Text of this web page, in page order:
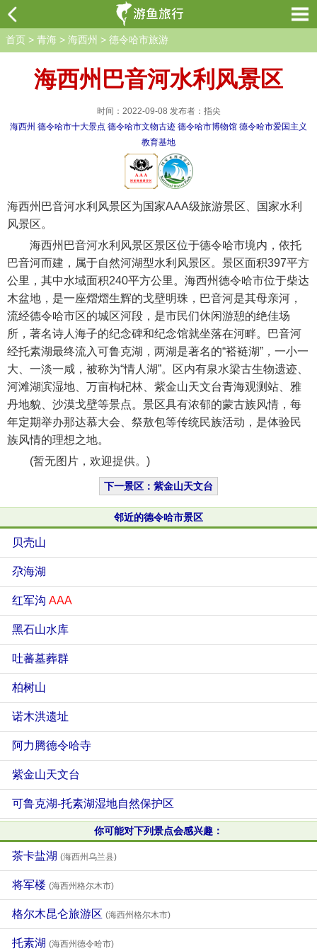
首页 > 青海 > 海西州 > 德令哈市旅游
海西州巴音河水利风景区
时间：2022-09-08 发布者：指尖
海西州 德令哈市十大景点 德令哈市文物古迹 德令哈市博物馆 德令哈市爱国主义
教育基地
海西州巴音河水利风景区为国家AAA级旅游景区、国家水利
风景区。
海西州巴音河水利风景区景区位于德令哈市境内，依托
巴音河而建，属于自然河湖型水利风景区。景区面积397平方
公里，其中水域面积240平方公里。海西州德令哈市位于柴达
木盆地，是一座熠熠生辉的戈壁明珠，巴音河是其母亲河，
流经德令哈市区的城区河段，是市民们休闲游憩的绝佳场
所，著名诗人海子的纪念碑和纪念馆就坐落在河畔。巴音河
经托素湖最终流入可鲁克湖，两湖是著名的“褡裢湖”，一小一
大、一淡一咸，被称为“情人湖”。区内有泉水梁古生物遗迹、
河滩湖滨湿地、万亩枸杞林、紫金山天文台青海观测站、雅
丹地貌、沙漠戈壁等景点。景区具有浓郁的蒙古族风情，每
年定期举办那达慕大会、祭敖包等传统民族活动，是体验民
族风情的理想之地。
(暂无图片，欢迎提供。)
下一景区：紫金山天文台
邻近的德令哈市景区
贝壳山
尕海湖
红军沟 AAA
黑石山水库
吐蕃墓葬群
柏树山
诺木洪遗址
阿力腾德令哈寺
紫金山天文台
可鲁克湖-托素湖湿地自然保护区
你可能对下列景点会感兴趣：
茶卡盐湖 (海西州乌兰县)
将军楼 (海西州格尔木市)
格尔木昆仑旅游区 (海西州格尔木市)
托素湖 (海西州德令哈市)